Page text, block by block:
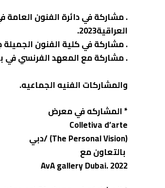
. مشاركة في دائرة الفنون العامة
العراقية2023.
. مشاركة في كلية الفنون الجميلة
. مشاركة مع المعهد الفرنسي في
والمشاركات الفنيه الجماعيه.
‏* المشاركه في معرض
‏(The Personal Vision) /دبي
AvA gallery Dubai. 2022